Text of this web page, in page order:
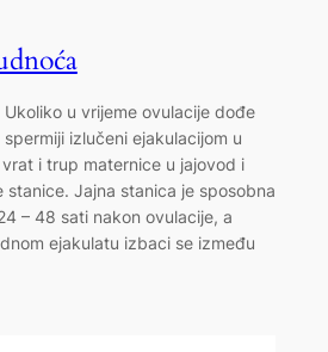
u vrijeme ovulacije dođe
izlučeni ejakulacijom u
i trup maternice u jajovod i
stanice. Jajna stanica je sposobna
– 48 sati nakon ovulacije, a
ejakulatu izbaci se između